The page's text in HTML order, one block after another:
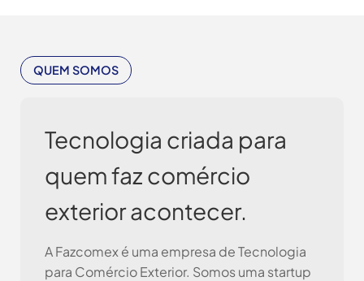
QUEM SOMOS
Tecnologia criada para
quem faz comércio
exterior acontecer.
A Fazcomex é uma empresa de Tecnologia
para Comércio Exterior. Somos uma startup